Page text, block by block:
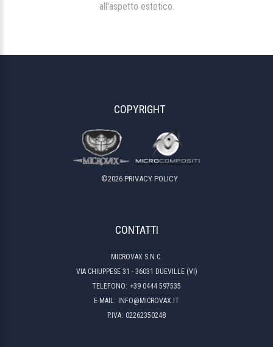
all'aspetto estetico.
COPYRIGHT
©2026 PRIVACY POLICY
CONTATTI
MICROVAX S.N.C.
VIA CHIUPPESE 31 - 36031 DUEVILLE (VI)
TELEFONO: +39 0444 597535
E-MAIL:
INFO@MICROVAX.IT
P.IVA: 02262350248